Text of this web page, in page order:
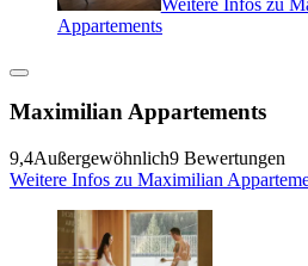
Appartements
Maximilian Appartements
9,4Außergewöhnlich9 Bewertungen
Weitere Infos zu Maximilian